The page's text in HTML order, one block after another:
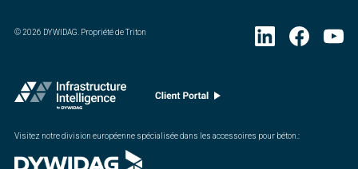
©2026 DYWIDAG. Propriété de Triton
Visitez notre division européenne spécialisée dans les accessoires pour béton.: